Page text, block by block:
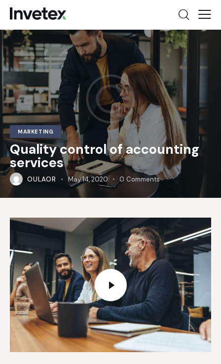
MARKETING
Quality control of accounting
services
OULAOR May 14, 2020 0 Comments